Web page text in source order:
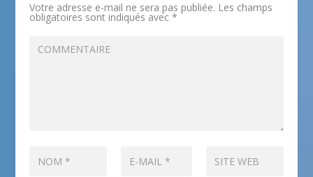
Votre adresse e-mail ne sera pas publiée. Les champs
obligatoires sont indiqués avec*